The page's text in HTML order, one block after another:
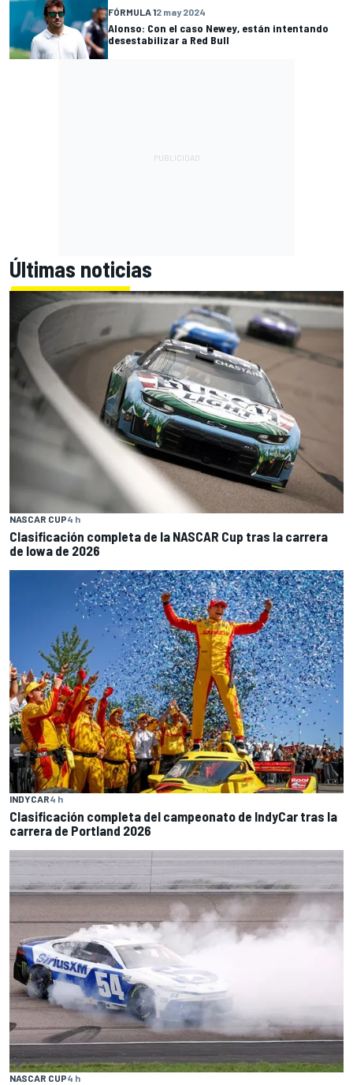
FÓRMULA 12 may 2024
Alonso: Con el caso Newey, están intentando
desestabilizar a Red Bull
Últimas noticias
NASCAR CUP4 h
Clasificación completa de la NASCAR Cup tras la carrera
de Iowa de 2026
INDYCAR4 h
Clasificación completa del campeonato de IndyCar tras la
carrera de Portland 2026
NASCAR CUP4 h